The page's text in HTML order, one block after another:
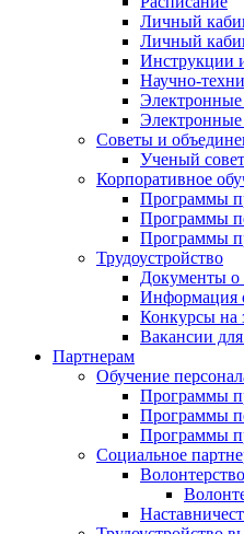
Личный
Личный
Инструкции
Научно-
Советы и
Ученый
Корпоративное
Программы
Программы
Программы
Трудоустройство
Документы о
Информация
Конкурсы на
Вакансии
Партнерам
Обучение
Программы
Программы
Программы
Социальное
Волонтерство